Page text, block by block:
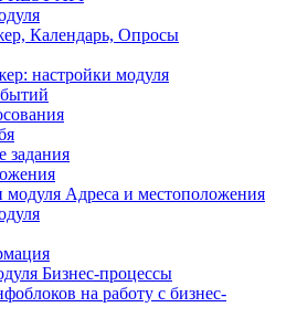
Календарь, Опросы
настройки модуля
задания
Адреса и местоположения
Бизнес-процессы
на работу с бизнес-